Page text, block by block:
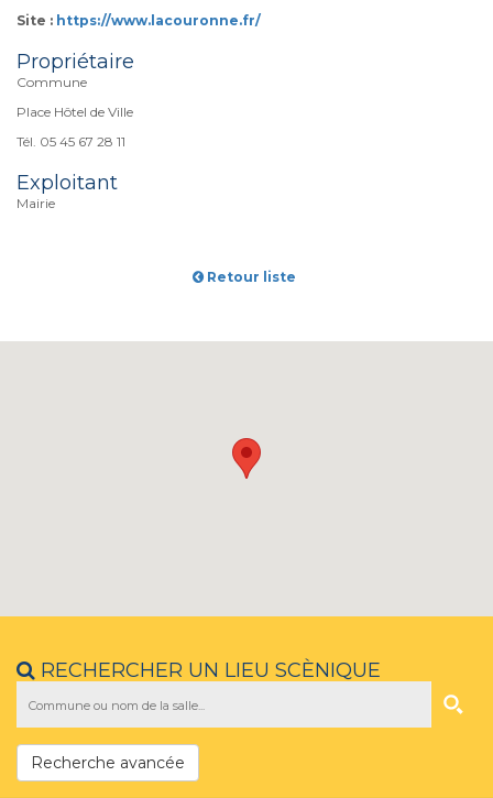
Site : https://www.lacouronne.fr/
Propriétaire
Commune
Place Hôtel de Ville
Tél. 05 45 67 28 11
Exploitant
Mairie
Retour liste
RECHERCHER UN LIEU SCÈNIQUE
Recherche avancée